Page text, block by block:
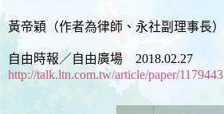
黃帝穎（作者為律師、永社副理事長）
自由時報／自由廣場 2018.02.27
http://talk.ltn.com.tw/article/paper/1179443